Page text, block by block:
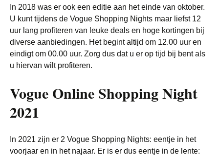
In 2018 was er ook een editie aan het einde van oktober.
U kunt tijdens de Vogue Shopping Nights maar liefst 12
uur lang profiteren van leuke deals en hoge kortingen bij
diverse aanbiedingen. Het begint altijd om 12.00 uur en
eindigt om 00.00 uur. Zorg dus dat u er op tijd bij bent als
u hiervan wilt profiteren.
Vogue Online Shopping Night
2021
In 2021 zijn er 2 Vogue Shopping Nights: eentje in het
voorjaar en in het najaar. Er is er dus eentje in de lente: